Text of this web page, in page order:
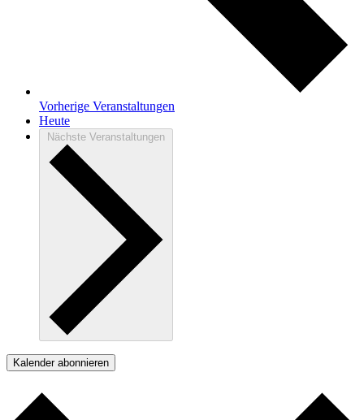
Vorherige Veranstaltungen
Heute
Nächste Veranstaltungen
Kalender abonnieren